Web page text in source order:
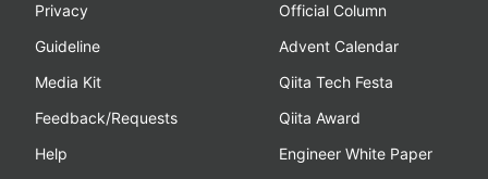
Privacy
Guideline
Media Kit
Feedback/Requests
Help
Official Column
Advent Calendar
Qiita Tech Festa
Qiita Award
Engineer White Paper